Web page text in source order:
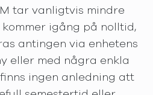
tar vanligtvis mindre
kommer igång på nolltid,
antingen via enhetens
eller med några enkla
ingen anledning att